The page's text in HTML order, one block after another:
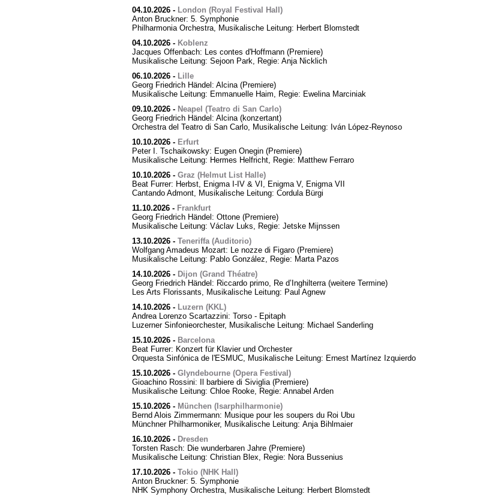
04.10.2026- London (Royal Festival Hall)
Anton Bruckner: 5. Symphonie
Philharmonia Orchestra, Musikalische Leitung: Herbert Blomstedt
04.10.2026- Koblenz
Jacques Offenbach: Les contes d'Hoffmann (Premiere)
Musikalische Leitung: Sejoon Park, Regie: Anja Nicklich
06.10.2026- Lille
Georg Friedrich Händel: Alcina (Premiere)
Musikalische Leitung: Emmanuelle Haim, Regie: Ewelina Marciniak
09.10.2026- Neapel (Teatro di San Carlo)
Georg Friedrich Händel: Alcina (konzertant)
Orchestra del Teatro di San Carlo, Musikalische Leitung: Iván López-Reynoso
10.10.2026- Erfurt
Peter I. Tschaikowsky: Eugen Onegin (Premiere)
Musikalische Leitung: Hermes Helfricht, Regie: Matthew Ferraro
10.10.2026- Graz (Helmut List Halle)
Beat Furrer: Herbst, Enigma I-IV & VI, Enigma V, Enigma VII
Cantando Admont, Musikalische Leitung: Cordula Bürgi
11.10.2026- Frankfurt
Georg Friedrich Händel: Ottone (Premiere)
Musikalische Leitung: Václav Luks, Regie: Jetske Mijnssen
13.10.2026- Teneriffa (Auditorio)
Wolfgang Amadeus Mozart: Le nozze di Figaro (Premiere)
Musikalische Leitung: Pablo González, Regie: Marta Pazos
14.10.2026- Dijon (Grand Théatre)
Georg Friedrich Händel: Riccardo primo, Re d’Inghilterra (weitere Termine)
Les Arts Florissants, Musikalische Leitung: Paul Agnew
14.10.2026- Luzern (KKL)
Andrea Lorenzo Scartazzini: Torso - Epitaph
Luzerner Sinfonieorchester, Musikalische Leitung: Michael Sanderling
15.10.2026- Barcelona
Beat Furrer: Konzert für Klavier und Orchester
Orquesta Sinfónica de l'ESMUC, Musikalische Leitung: Ernest Martínez Izquierdo
15.10.2026- Glyndebourne (Opera Festival)
Gioachino Rossini: Il barbiere di Siviglia (Premiere)
Musikalische Leitung: Chloe Rooke, Regie: Annabel Arden
15.10.2026- München (Isarphilharmonie)
Bernd Alois Zimmermann: Musique pour les soupers du Roi Ubu
Münchner Philharmoniker, Musikalische Leitung: Anja Bihlmaier
16.10.2026- Dresden
Torsten Rasch: Die wunderbaren Jahre (Premiere)
Musikalische Leitung: Christian Blex, Regie: Nora Bussenius
17.10.2026- Tokio (NHK Hall)
Anton Bruckner: 5. Symphonie
NHK Symphony Orchestra, Musikalische Leitung: Herbert Blomstedt